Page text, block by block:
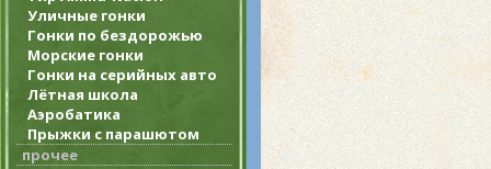
Уличные гонки
Гонки по бездорожью
Морские гонки
Гонки на серийных авто
Лётная школа
Аэробатика
Прыжки с парашютом
прочее